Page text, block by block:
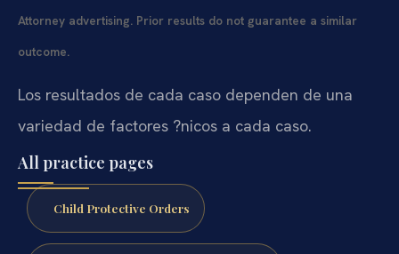
Attorney advertising. Prior results do not guarantee a similar
outcome.
Los resultados de cada caso dependen de una
variedad de factores ?nicos a cada caso.
All practice pages
Child Protective Orders